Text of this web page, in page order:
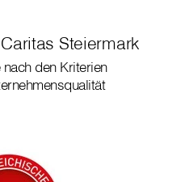
Steiermark
den Kriterien